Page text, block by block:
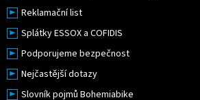
Reklamační list
Splátky ESSOX a COFIDIS
Podporujeme bezpečnost
Nejčastější dotazy
Slovník pojmů Bohemiabike